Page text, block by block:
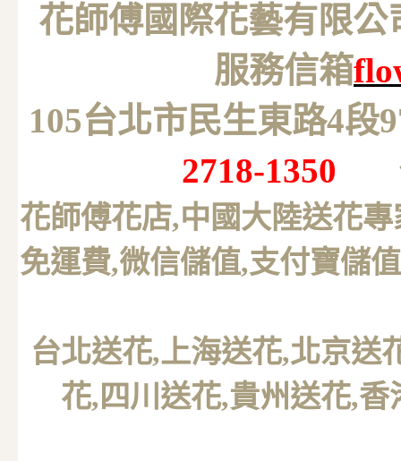
花師傅國際花藝有限
服務信箱
105台北市民生東路4
2718-1350
花師傅花店,中國大陸送花
免運費,微信儲值,支付寶儲
台北送花,上海送花,北京送
花,四川送花,貴州送花,